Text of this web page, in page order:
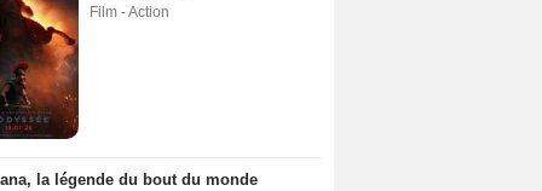
Film - Action
la légende du bout du monde